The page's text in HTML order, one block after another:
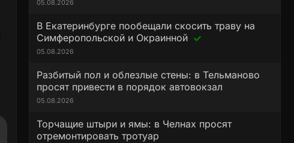
05.08.2026
В Екатеринбурге пообещали скосить траву на
Симферопольской и Окраинной
05.08.2026
Разбитый пол и облезлые стены: в Тельманово
просят привести в порядок автовокзал
05.08.2026
Торчащие штыри и ямы: в Челнах просят
отремонтировать тротуар